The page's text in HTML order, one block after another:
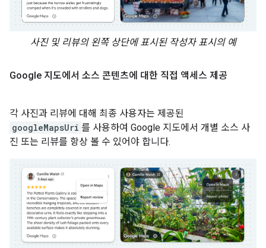
사진 및 리뷰의 왼쪽 상단에 표시된 작성자 표시의 예
Google 지도에서 소스 콘텐츠에 대한 직접 액세스 제공
각 사진과 리뷰에 대해 최종 사용자는 제공된
googleMapsUri 를 사용하여 Google 지도에서 개별 소스 사
진 또는 리뷰를 항상 볼 수 있어야 합니다.